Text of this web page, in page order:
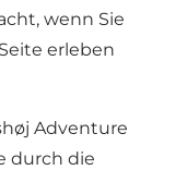
wenn Sie
erleben
Adventure
durch die